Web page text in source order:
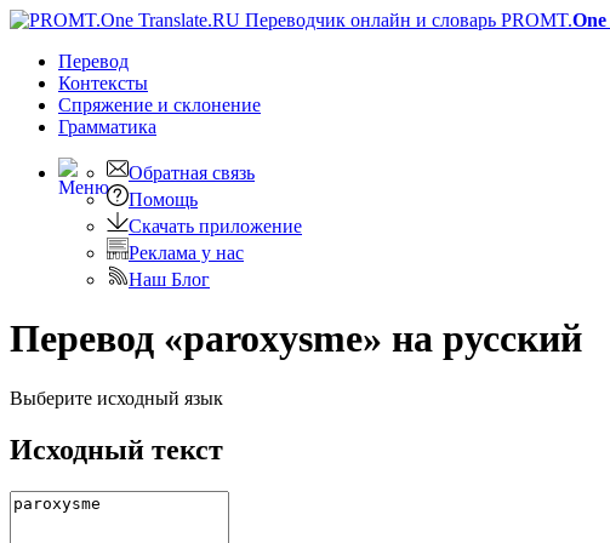
PROMT.One
Перевод
Контексты
Спряжение и склонение
Грамматика
Обратная связь
Помощь
Скачать приложение
Реклама у нас
Наш Блог
Перевод «paroxysme» на русский
Выберите исходный язык
Исходный текст